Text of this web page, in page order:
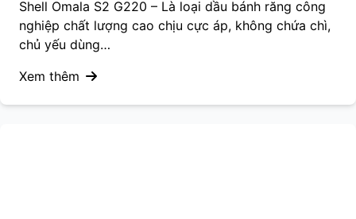
Shell Omala S2 G220 – Là loại dầu bánh răng công
nghiệp chất lượng cao chịu cực áp, không chứa chì,
chủ yếu dùng…
Xem thêm